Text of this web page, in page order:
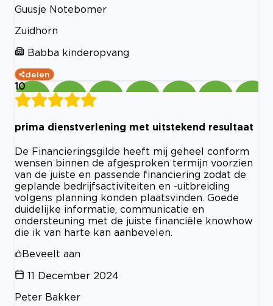
Guusje Notebomer
Zuidhorn
Babba kinderopvang
delen
10
prima dienstverlening met uitstekend resultaat
De Financieringsgilde heeft mij geheel conform
wensen binnen de afgesproken termijn voorzien
van de juiste en passende financiering zodat de
geplande bedrijfsactiviteiten en -uitbreiding
volgens planning konden plaatsvinden. Goede
duidelijke informatie, communicatie en
ondersteuning met de juiste financiële knowhow
die ik van harte kan aanbevelen.
Beveelt aan
11 December 2024
Peter Bakker